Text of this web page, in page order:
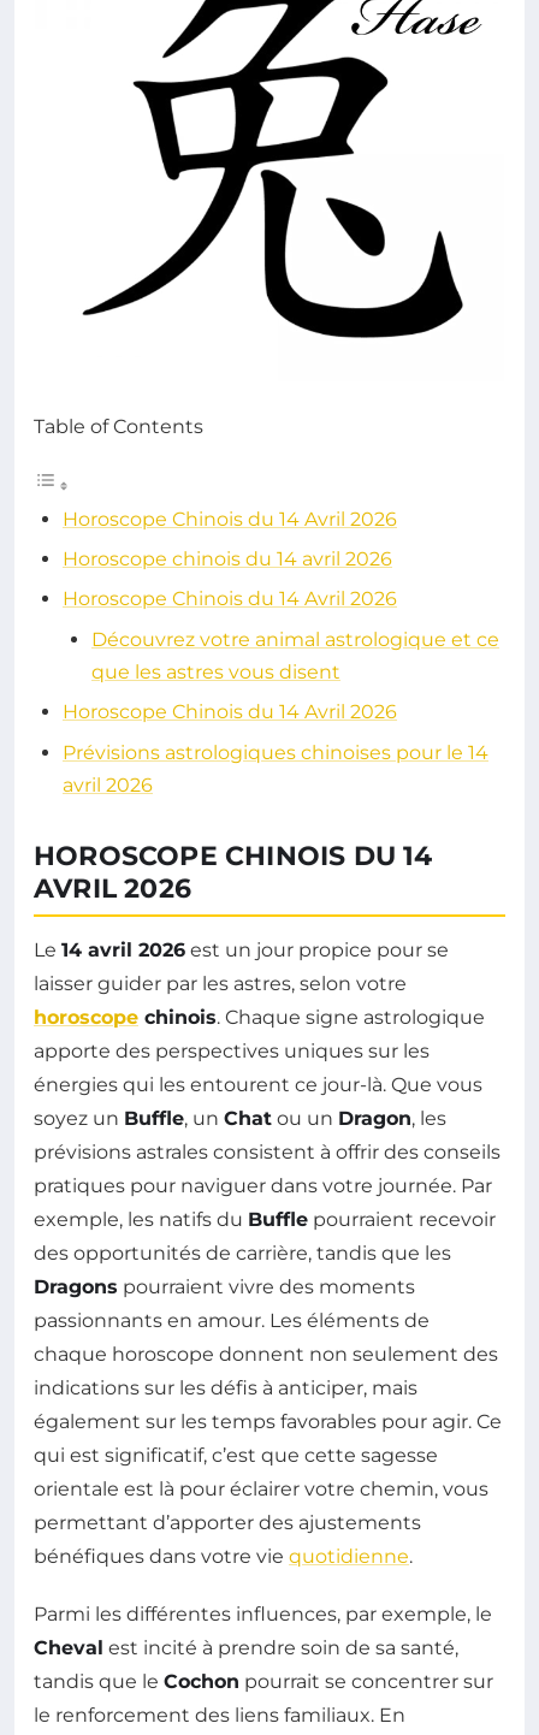
Table of Contents
Horoscope Chinois du 14 Avril 2026
Horoscope chinois du 14 avril 2026
Horoscope Chinois du 14 Avril 2026
Découvrez votre animal astrologique et ce
que les astres vous disent
Horoscope Chinois du 14 Avril 2026
Prévisions astrologiques chinoises pour le 14
avril 2026
HOROSCOPE CHINOIS DU 14
AVRIL 2026
Le 14 avril 2026 est un jour propice pour se
laisser guider par les astres, selon votre
horoscope chinois. Chaque signe astrologique
apporte des perspectives uniques sur les
énergies qui les entourent ce jour-là. Que vous
soyez un Buffle, un Chat ou un Dragon, les
prévisions astrales consistent à offrir des conseils
pratiques pour naviguer dans votre journée. Par
exemple, les natifs du Buffle pourraient recevoir
des opportunités de carrière, tandis que les
Dragons pourraient vivre des moments
passionnants en amour. Les éléments de
chaque horoscope donnent non seulement des
indications sur les défis à anticiper, mais
également sur les temps favorables pour agir. Ce
qui est significatif, c’est que cette sagesse
orientale est là pour éclairer votre chemin, vous
permettant d’apporter des ajustements
bénéfiques dans votre vie quotidienne.
Parmi les différentes influences, par exemple, le
Cheval est incité à prendre soin de sa santé,
tandis que le Cochon pourrait se concentrer sur
le renforcement des liens familiaux. En